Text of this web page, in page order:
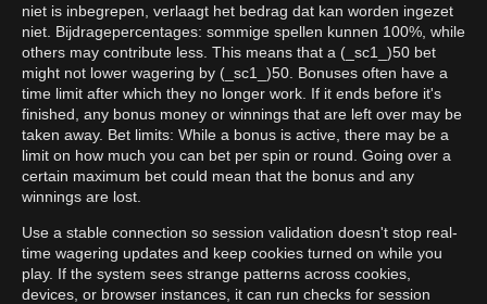
niet is inbegrepen, verlaagt het bedrag dat kan worden ingezet
niet. Bijdragepercentages: sommige spellen kunnen 100%, while
others may contribute less. This means that a (_sc1_)50 bet
might not lower wagering by (_sc1_)50. Bonuses often have a
time limit after which they no longer work. If it ends before it's
finished, any bonus money or winnings that are left over may be
taken away. Bet limits: While a bonus is active, there may be a
limit on how much you can bet per spin or round. Going over a
certain maximum bet could mean that the bonus and any
winnings are lost.
Use a stable connection so session validation doesn't stop real-
time wagering updates and keep cookies turned on while you
play. If the system sees strange patterns across cookies,
devices, or browser instances, it can run checks for session